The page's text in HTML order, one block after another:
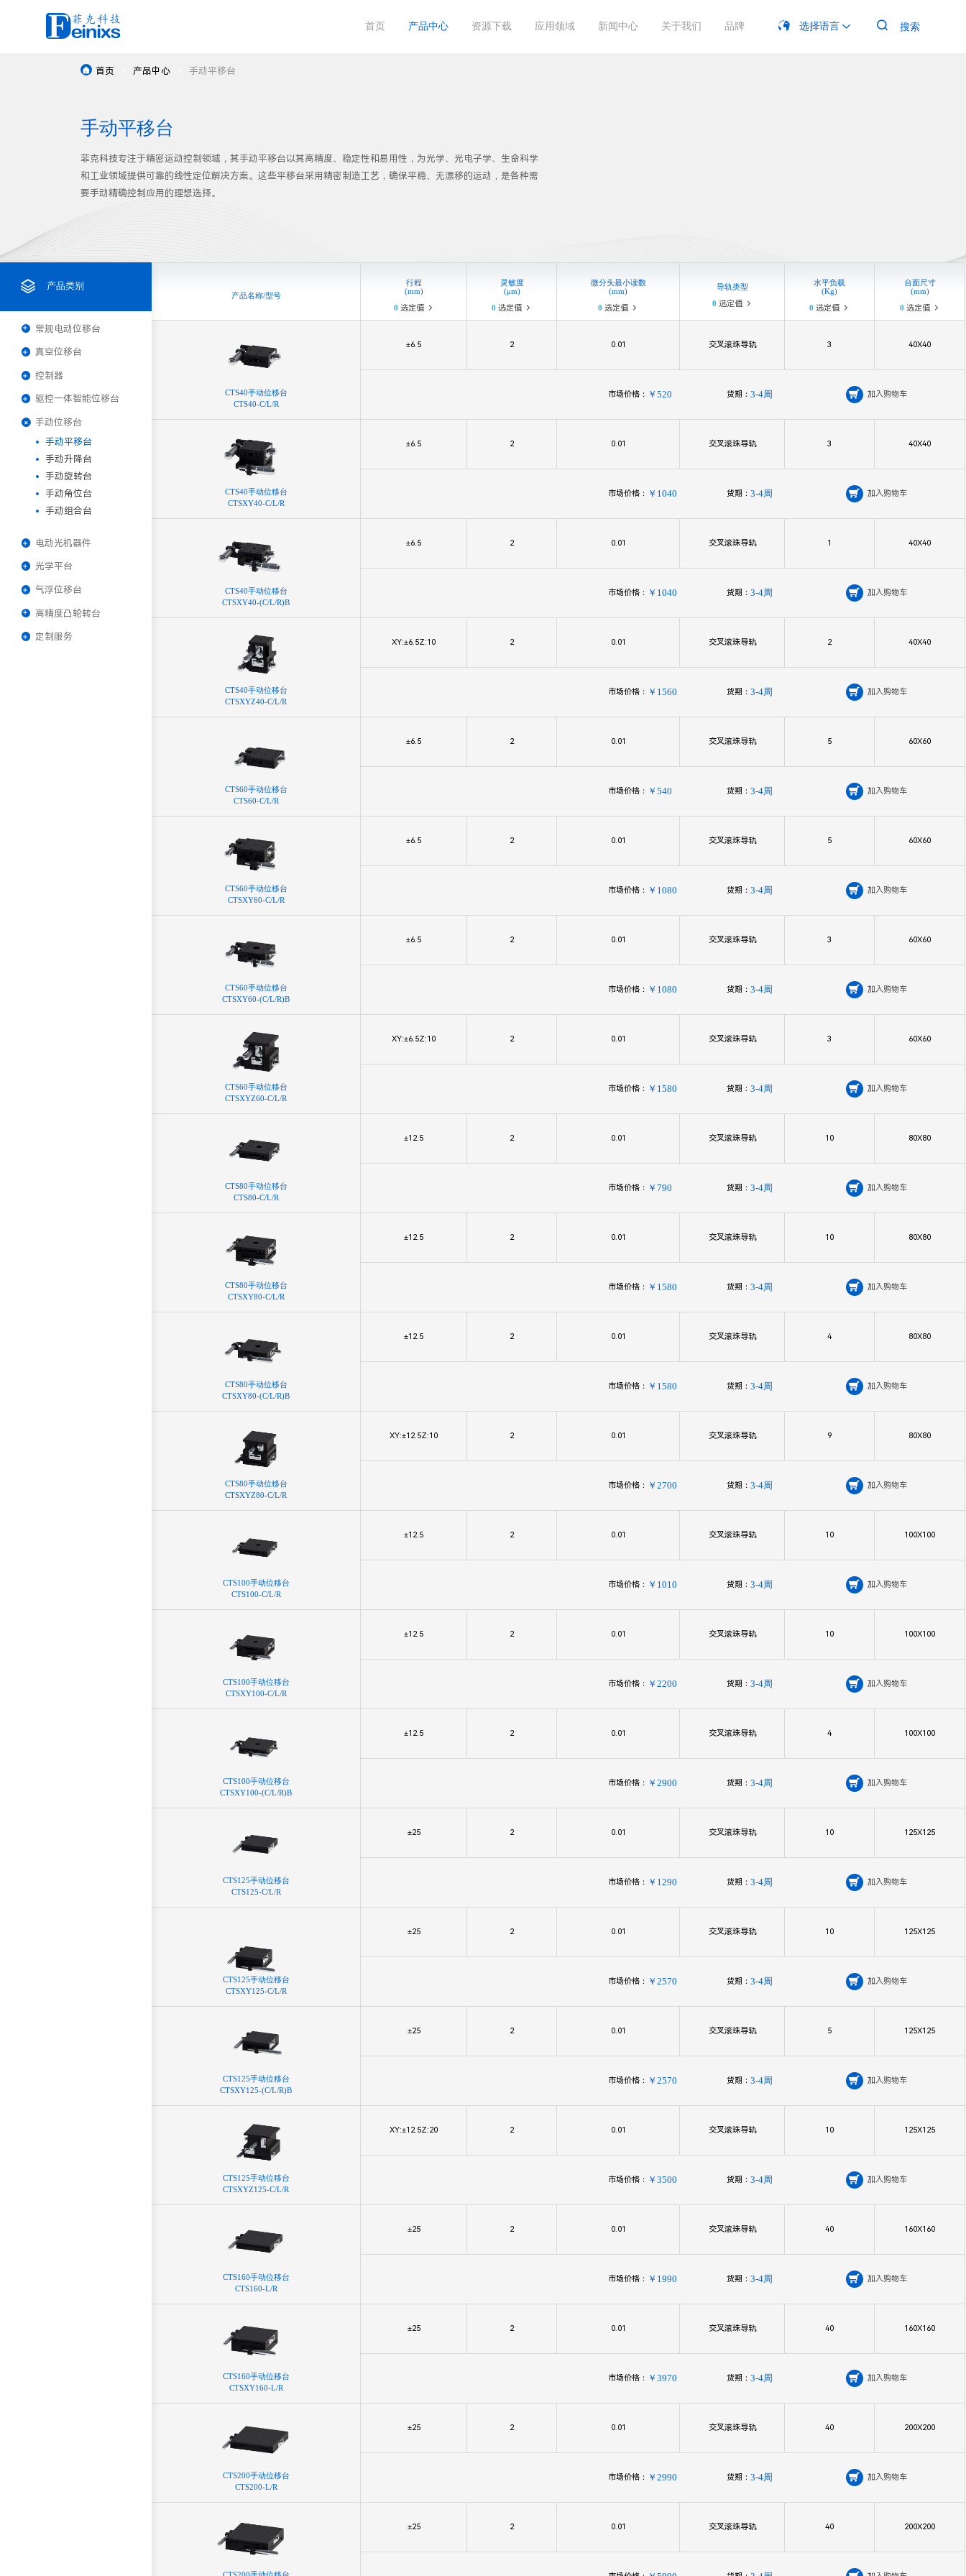
首页 产品中心
常规电动位移台
控制器
手动位移台
高精度凸轮转台
电动直驱旋转台
电动二维扫描台
资源下载
资源下载
使用说明视频
应用领域
应用领域
3D打印
新闻中心
新闻中心
关于我们
关于我们
品牌
品牌
选择语言   搜索
 首页 产品中心 手动平移台
手动平移台
菲克科技专注于精密运动控制领域，其手动平移台以其高精度、稳定性和易用性，为光学、光电子学、生命科学
和工业领域提供可靠的线性定位解决方案。这些平移台采用精密制造工艺，确保平稳、无漂移的运动，是各种需
要手动精确控制应用的理想选择。
 产品类别
常规电动位移台
真空位移台
控制器
驱控一体智能位移台
手动位移台
手动平移台
手动升降台
手动旋转台
手动角位台
手动组合台
电动光机器件
光学平台
气浮位移台
高精度凸轮转台
定制服务
产品名称/型号
⾏程
(mm)
0 选定值 
灵敏度
(μm)
0 选定值 
微分头最⼩读数
(mm)
0 选定值 
导轨类型
0 选定值 
⽔平负载
(Kg)
0 选定值 
台⾯尺⼨
(mm)
0 选定值 
CTS40⼿动位移台
CTS40-C/L/R
±6.5 2 0.01 交叉滚珠导轨 3 40X40
市场价格： ￥520 货期：3-4周  加入购物车
CTS40⼿动位移台
CTSXY40-C/L/R
±6.5 2 0.01 交叉滚珠导轨 3 40X40
市场价格： ￥1040 货期：3-4周  加入购物车
CTS40⼿动位移台
CTSXY40-(C/L/R)B
±6.5 2 0.01 交叉滚珠导轨 1 40X40
市场价格： ￥1040 货期：3-4周  加入购物车
CTS40⼿动位移台
CTSXYZ40-C/L/R
XY:±6.5Z:10 2 0.01 交叉滚珠导轨 2 40X40
市场价格： ￥1560 货期：3-4周  加入购物车
CTS60⼿动位移台
CTS60-C/L/R
±6.5 2 0.01 交叉滚珠导轨 5 60X60
市场价格： ￥540 货期：3-4周  加入购物车
CTS60⼿动位移台
CTSXY60-C/L/R
±6.5 2 0.01 交叉滚珠导轨 5 60X60
市场价格： ￥1080 货期：3-4周  加入购物车
CTS60⼿动位移台
CTSXY60-(C/L/R)B
±6.5 2 0.01 交叉滚珠导轨 3 60X60
市场价格： ￥1080 货期：3-4周  加入购物车
CTS60⼿动位移台
CTSXYZ60-C/L/R
XY:±6.5Z:10 2 0.01 交叉滚珠导轨 3 60X60
市场价格： ￥1580 货期：3-4周  加入购物车
CTS80⼿动位移台
CTS80-C/L/R
±12.5 2 0.01 交叉滚珠导轨 10 80X80
市场价格： ￥790 货期：3-4周  加入购物车
CTS80⼿动位移台
CTSXY80-C/L/R
±12.5 2 0.01 交叉滚珠导轨 10 80X80
市场价格： ￥1580 货期：3-4周  加入购物车
CTS80⼿动位移台
CTSXY80-(C/L/R)B
±12.5 2 0.01 交叉滚珠导轨 4 80X80
市场价格： ￥1580 货期：3-4周  加入购物车
CTS80⼿动位移台
CTSXYZ80-C/L/R
XY:±12.5Z:10 2 0.01 交叉滚珠导轨 9 80X80
市场价格： ￥2700 货期：3-4周  加入购物车
CTS100⼿动位移台
CTS100-C/L/R
±12.5 2 0.01 交叉滚珠导轨 10 100X100
市场价格： ￥1010 货期：3-4周  加入购物车
CTS100⼿动位移台
CTSXY100-C/L/R
±12.5 2 0.01 交叉滚珠导轨 10 100X100
市场价格： ￥2200 货期：3-4周  加入购物车
CTS100⼿动位移台
CTSXY100-(C/L/R)B
±12.5 2 0.01 交叉滚珠导轨 4 100X100
市场价格： ￥2900 货期：3-4周  加入购物车
CTS125⼿动位移台
CTS125-C/L/R
±25 2 0.01 交叉滚珠导轨 10 125X125
市场价格： ￥1290 货期：3-4周  加入购物车
CTS125⼿动位移台
CTSXY125-C/L/R
±25 2 0.01 交叉滚珠导轨 10 125X125
市场价格： ￥2570 货期：3-4周  加入购物车
CTS125⼿动位移台
CTSXY125-(C/L/R)B
±25 2 0.01 交叉滚珠导轨 5 125X125
市场价格： ￥2570 货期：3-4周  加入购物车
CTS125⼿动位移台
CTSXYZ125-C/L/R
XY:±12.5Z:20 2 0.01 交叉滚珠导轨 10 125X125
市场价格： ￥3500 货期：3-4周  加入购物车
CTS160⼿动位移台
CTS160-L/R
±25 2 0.01 交叉滚珠导轨 40 160X160
市场价格： ￥1990 货期：3-4周  加入购物车
CTS160⼿动位移台
CTSXY160-L/R
±25 2 0.01 交叉滚珠导轨 40 160X160
市场价格： ￥3970 货期：3-4周  加入购物车
CTS200⼿动位移台
CTS200-L/R
±25 2 0.01 交叉滚珠导轨 40 200X200
市场价格： ￥2990 货期：3-4周  加入购物车
±25 2 0.01 交叉滚珠导轨 40 200X200